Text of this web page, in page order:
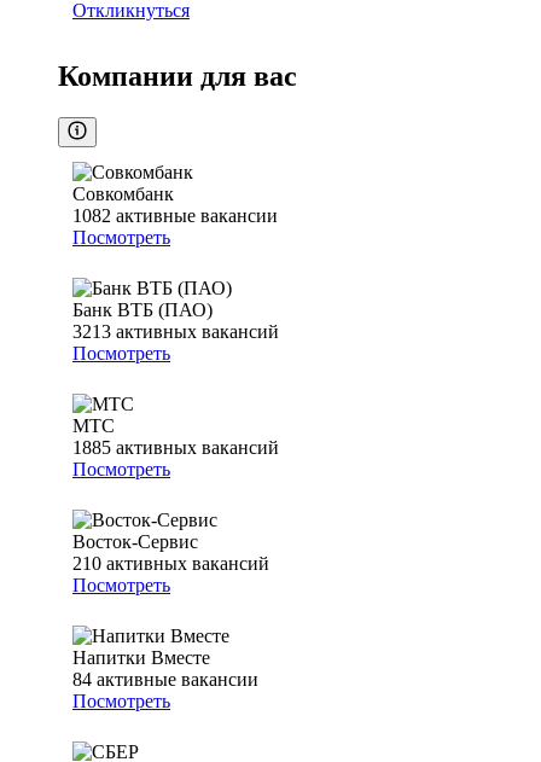
Откликнуться
Компании для вас
Совкомбанк
1082 активные вакансии
Посмотреть
Банк ВТБ (ПАО)
3213 активных вакансий
Посмотреть
МТС
1885 активных вакансий
Посмотреть
Восток-Сервис
210 активных вакансий
Посмотреть
Напитки Вместе
84 активные вакансии
Посмотреть